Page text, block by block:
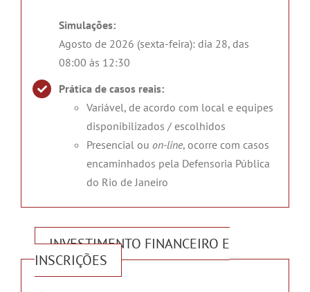
Simulações:
⁠Agosto de 2026 (sexta-feira): dia 28, das
08:00 às 12:30
Prática de casos reais:
Variável, de acordo com local e equipes
disponibilizados / escolhidos
Presencial ou on-line, ocorre com casos
encaminhados pela Defensoria Pública
do Rio de Janeiro
INVESTIMENTO FINANCEIRO E
INSCRIÇÕES